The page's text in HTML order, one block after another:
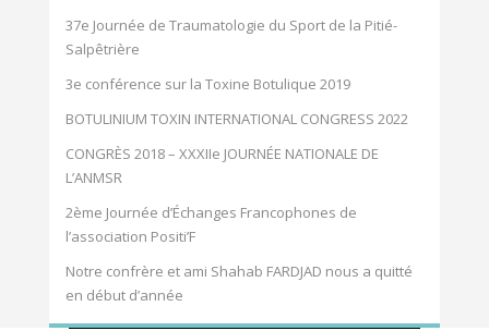
37e Journée de Traumatologie du Sport de la Pitié-
Salpêtrière
3e conférence sur la Toxine Botulique 2019
BOTULINIUM TOXIN INTERNATIONAL CONGRESS 2022
CONGRÈS 2018 – XXXIIe JOURNÉE NATIONALE DE
L’ANMSR
2ème Journée d’Échanges Francophones de
l’association Positi’F
Notre confrère et ami Shahab FARDJAD nous a quitté
en début d’année